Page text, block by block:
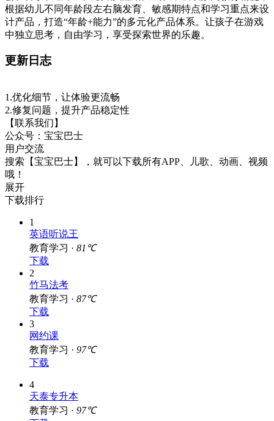
会、科学、艺术五大领域关注幼儿成长，吸取蒙氏教育精髓，
根据幼儿不同年龄段左右脑发育、敏感期特点和学习重点来设
计产品，打造“年龄+能力”的多元化产品体系。让孩子在游戏
1.优化细节，让体验更流畅
2.修复问题，提升产品稳定性
【联系我们】
公众号：宝宝巴士
用户交流
搜索【宝宝巴士】，就可以下载所有APP、儿歌、动画、视频
哦！
展开
1
英语听说王
教育学习 ·
下载
2
竹马法考
教育学习 ·
下载
3
网约课
教育学习 ·
下载
4
天泰专升本